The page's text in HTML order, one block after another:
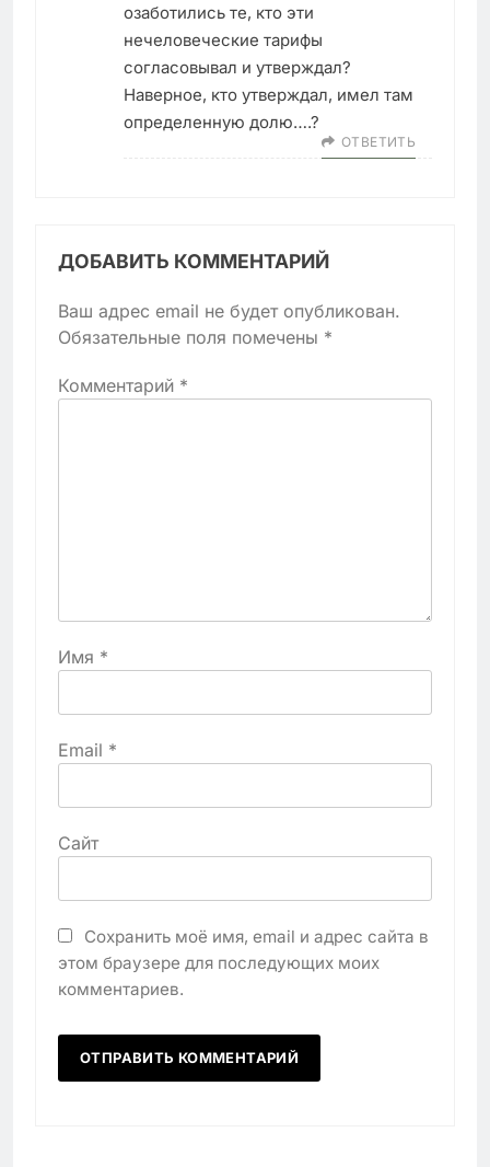
озаботились те, кто эти
нечеловеческие тарифы
согласовывал и утверждал?
Наверное, кто утверждал, имел там
определенную долю….?
ОТВЕТИТЬ
ДОБАВИТЬ КОММЕНТАРИЙ
Ваш адрес email не будет опубликован.
Обязательные поля помечены *
Комментарий *
Имя *
Email *
Сайт
Сохранить моё имя, email и адрес сайта в
этом браузере для последующих моих
комментариев.